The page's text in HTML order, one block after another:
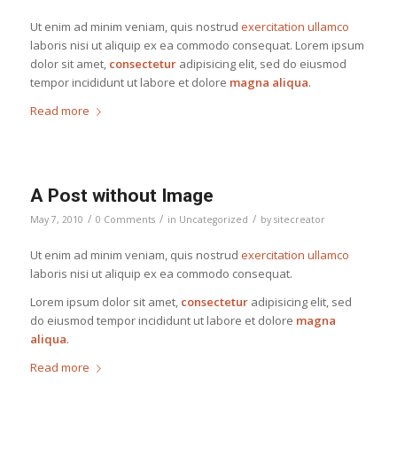
Ut enim ad minim veniam, quis nostrud exercitation ullamco
laboris nisi ut aliquip ex ea commodo consequat. Lorem ipsum
dolor sit amet, consecteturadipisicing elit, sed do eiusmod
tempor incididunt ut labore et dolore magna aliqua.
Read more
A Post without Image
May 7, 2010 / 0 Comments / in Uncategorized / by sitecreator
Ut enim ad minim veniam, quis nostrud exercitation ullamco
laboris nisi ut aliquip ex ea commodo consequat.
Lorem ipsum dolor sit amet, consecteturadipisicing elit, sed
do eiusmod tempor incididunt ut labore et dolore magna
aliqua.
Read more